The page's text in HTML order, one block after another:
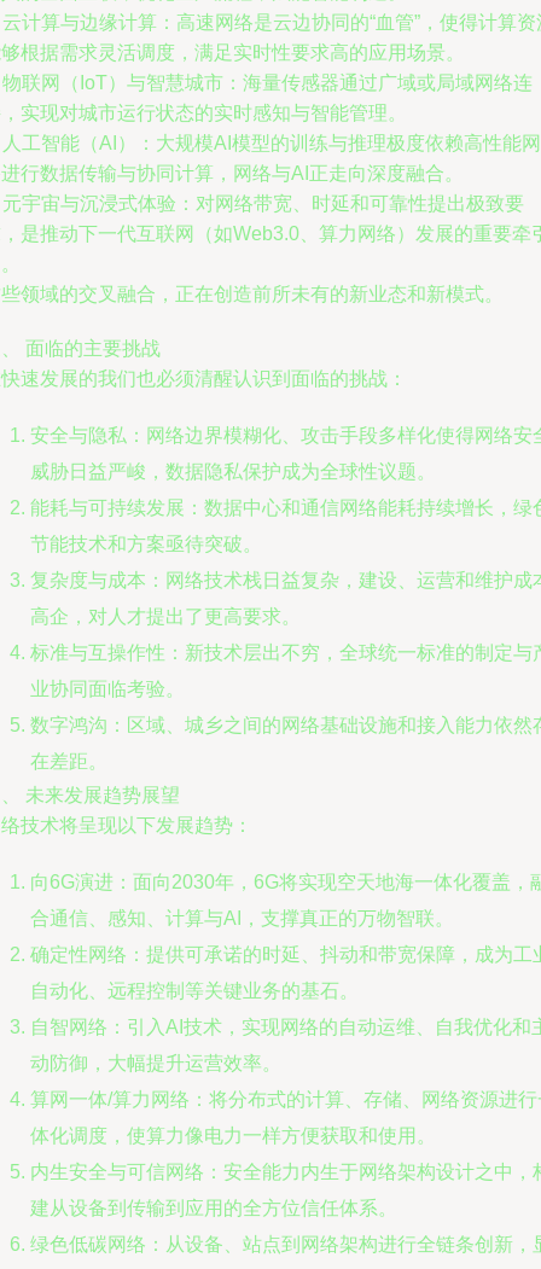
计算与边缘计算：高速网络是云边协同的“血管”，使得计算资
根据需求灵活调度，满足实时性要求高的应用场景。
联网（IoT）与智慧城市：海量传感器通过广域或局域网络连
实现对城市运行状态的实时感知与智能管理。
工智能（AI）：大规模AI模型的训练与推理极度依赖高性能网
行数据传输与协同计算，网络与AI正走向深度融合。
宇宙与沉浸式体验：对网络带宽、时延和可靠性提出极致要
是推动下一代互联网（如Web3.0、算力网络）发展的重要牵
领域的交叉融合，正在创造前所未有的新业态和新模式。
面临的主要挑战
速发展的我们也必须清醒认识到面临的挑战：
安全与隐私：网络边界模糊化、攻击手段多样化使得网络安
威胁日益严峻，数据隐私保护成为全球性议题。
能耗与可持续发展：数据中心和通信网络能耗持续增长，绿
节能技术和方案亟待突破。
复杂度与成本：网络技术栈日益复杂，建设、运营和维护成
高企，对人才提出了更高要求。
标准与互操作性：新技术层出不穷，全球统一标准的制定与
业协同面临考验。
数字鸿沟：区域、城乡之间的网络基础设施和接入能力依然
在差距。
未来发展趋势展望
技术将呈现以下发展趋势：
向6G演进：面向2030年，6G将实现空天地海一体化覆盖，
合通信、感知、计算与AI，支撑真正的万物智联。
确定性网络：提供可承诺的时延、抖动和带宽保障，成为工
自动化、远程控制等关键业务的基石。
自智网络：引入AI技术，实现网络的自动运维、自我优化和
动防御，大幅提升运营效率。
算网一体/算力网络：将分布式的计算、存储、网络资源进行
体化调度，使算力像电力一样方便获取和使用。
内生安全与可信网络：安全能力内生于网络架构设计之中，
建从设备到传输到应用的全方位信任体系。
绿色低碳网络：从设备、站点到网络架构进行全链条创新，